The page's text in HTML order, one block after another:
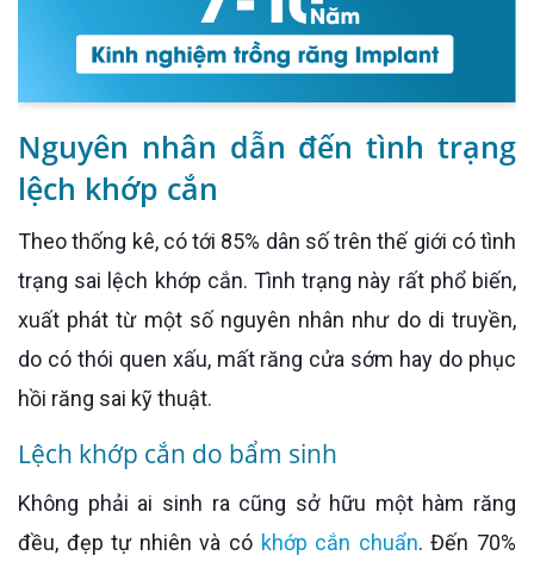
Nguyên nhân dẫn đến tình trạng
lệch khớp cắn
Theo thống kê, có tới 85% dân số trên thế giới có tình
trạng sai lệch khớp cắn. Tình trạng này rất phổ biến,
xuất phát từ một số nguyên nhân như do di truyền,
do có thói quen xấu, mất răng cửa sớm hay do phục
hồi răng sai kỹ thuật.
Lệch khớp cắn do bẩm sinh
Không phải ai sinh ra cũng sở hữu một hàm răng
đều, đẹp tự nhiên và có khớp cắn chuẩn. Đến 70%